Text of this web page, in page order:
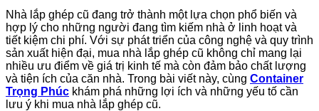
Nhà lắp ghép cũ đang trở thành một lựa chọn phổ biến và
hợp lý cho những người đang tìm kiếm nhà ở linh hoạt và
tiết kiệm chi phí. Với sự phát triển của công nghệ và quy trình
sản xuất hiện đại, mua nhà lắp ghép cũ không chỉ mang lại
nhiều ưu điểm về giá trị kinh tế mà còn đảm bảo chất lượng
và tiện ích của căn nhà. Trong bài viết này, cùng Container
Trọng Phúc khám phá những lợi ích và những yếu tố cần
lưu ý khi mua nhà lắp ghép cũ.